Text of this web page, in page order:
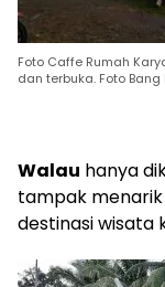
Foto Caffe Rumah
dan terbuka. Foto
Walau hanya
tampak
destinasi wisata